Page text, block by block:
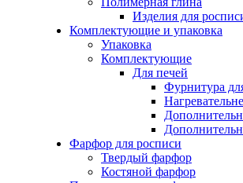
Изделия для
Комплектующие и упаковка
Упаковка
Комплектующие
Для печей
Фурнитура
Фарфор для росписи
Твердый фарфор
Костяной фарфор